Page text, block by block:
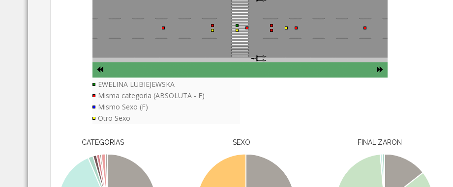
EWELINA LUBIEJEWSKA
Misma categoria (ABSOLUTA - F)
Mismo Sexo (F)
Otro Sexo
CATEGORIAS SEXO FINALIZARON